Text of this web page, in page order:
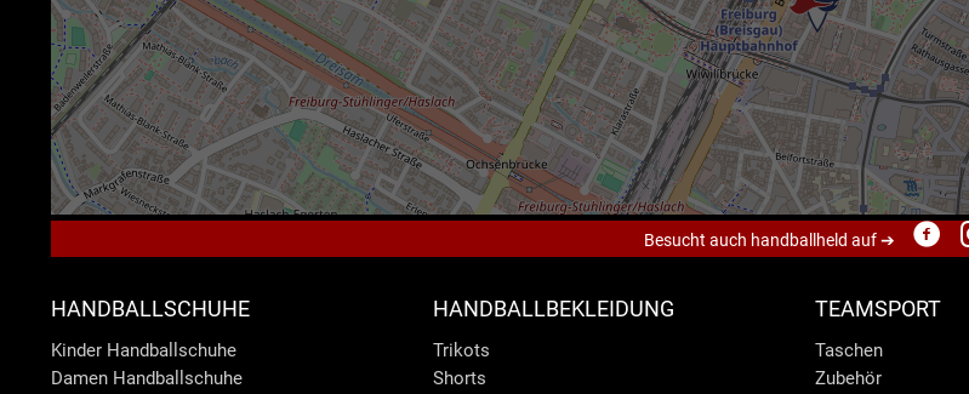
Besucht auch handballheld auf ➔
HANDBALLSCHUHE
Kinder Handballschuhe
Damen Handballschuhe
HANDBALLBEKLEIDUNG
Trikots
Shorts
TEAMSPORT
Taschen
Zubehör